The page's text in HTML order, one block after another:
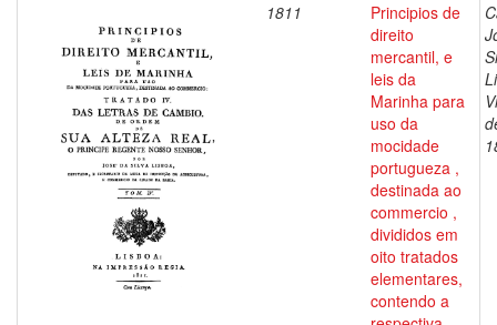
1811
Principios de
direito
mercantil, e
leis da
Marinha para
uso da
mocidade
portugueza ,
destinada ao
commercio ,
divididos em
oito tratados
elementares,
contendo a